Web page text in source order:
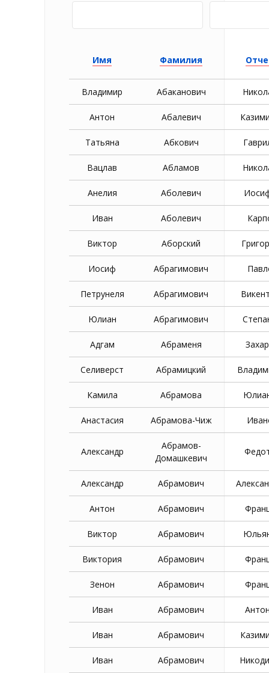
Имя Фамилия
Владимир Абаканович
Антон Абалевич
Татьяна Абкович
Вацлав Абламов
Анелия Аболевич
Иван Аболевич
Виктор Аборский
Иосиф Абрагимович
Петрунеля Абрагимович
Юлиан Абрагимович
Адгам Абраменя
Селиверст Абрамицкий
Камила Абрамова
Анастасия Абрамова-Чиж
Александр
Абрамов-
Домашкевич
Александр Абрамович
Антон Абрамович
Виктор Абрамович
Виктория Абрамович
Зенон Абрамович
Иван Абрамович
Иван Абрамович
Иван Абрамович